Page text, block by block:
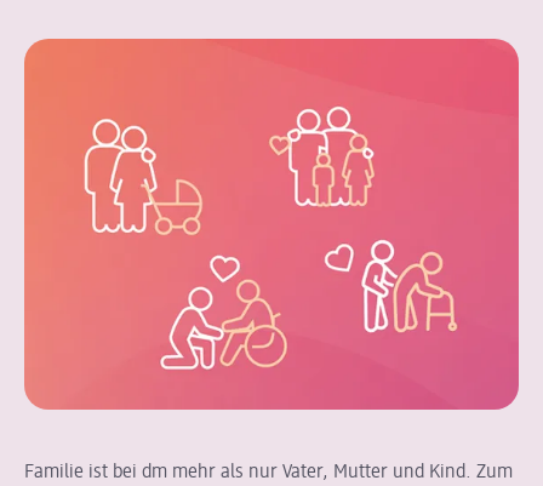
Familie ist bei dm mehr als nur Vater, Mutter und Kind. Zum